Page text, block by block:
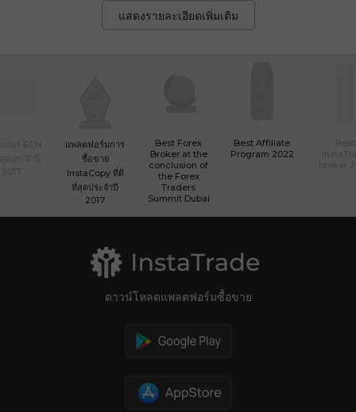
แสดงรายละเอียดเพิ่มเติม
แพลตฟอร์มการ
ซื้อขาย
InstaCopy ที่ดี
ที่สุดประจำปี
2017
Best Forex
Broker at the
conclusion of
the Forex
Traders
Summit Dubai
Best Affiliate
Program 2022
ดาวน์โหลดแพลตฟอร์มซื้อขาย